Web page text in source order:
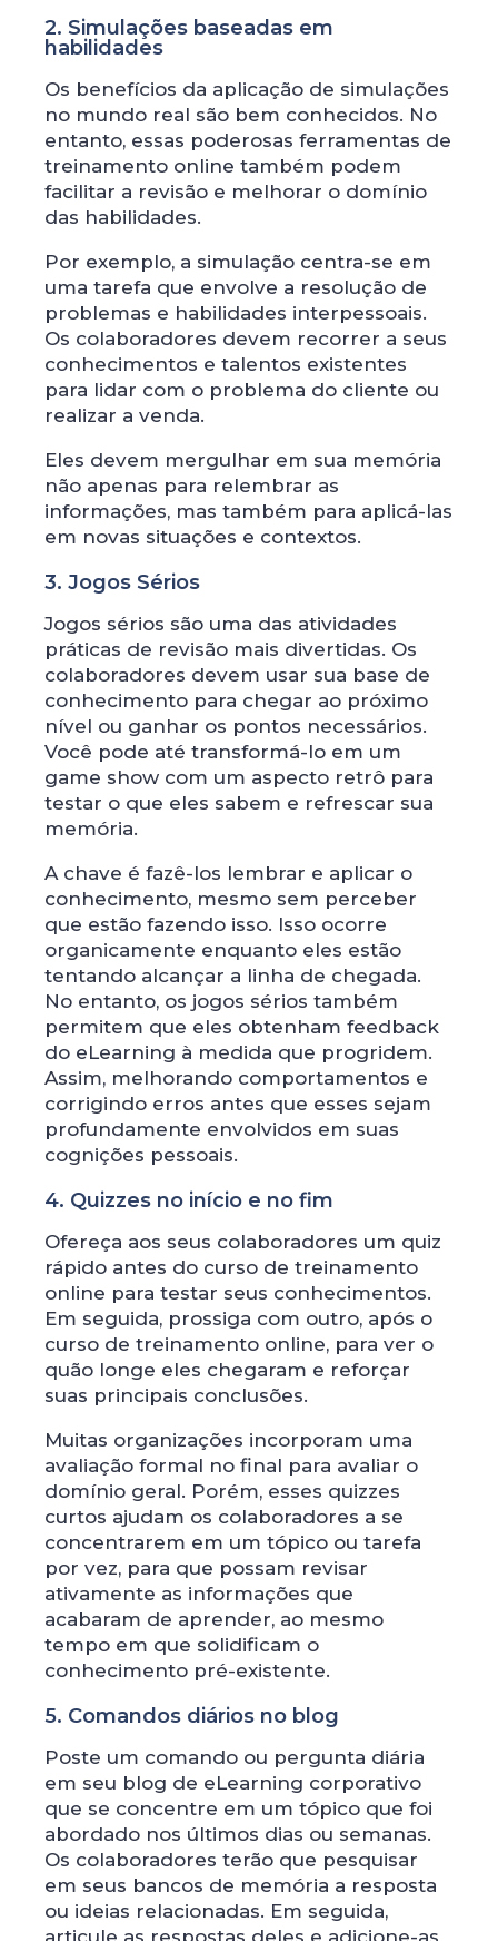
2. Simulações baseadas em
habilidades
Os benefícios da aplicação de simulações
no mundo real são bem conhecidos. No
entanto, essas poderosas ferramentas de
treinamento online também podem
facilitar a revisão e melhorar o domínio
das habilidades.
Por exemplo, a simulação centra-se em
uma tarefa que envolve a resolução de
problemas e habilidades interpessoais.
Os colaboradores devem recorrer a seus
conhecimentos e talentos existentes
para lidar com o problema do cliente ou
realizar a venda.
Eles devem mergulhar em sua memória
não apenas para relembrar as
informações, mas também para aplicá-las
em novas situações e contextos.
3. Jogos Sérios
Jogos sérios são uma das atividades
práticas de revisão mais divertidas. Os
colaboradores devem usar sua base de
conhecimento para chegar ao próximo
nível ou ganhar os pontos necessários.
Você pode até transformá-lo em um
game show com um aspecto retrô para
testar o que eles sabem e refrescar sua
memória.
A chave é fazê-los lembrar e aplicar o
conhecimento, mesmo sem perceber
que estão fazendo isso. Isso ocorre
organicamente enquanto eles estão
tentando alcançar a linha de chegada.
No entanto, os jogos sérios também
permitem que eles obtenham feedback
do eLearning à medida que progridem.
Assim, melhorando comportamentos e
corrigindo erros antes que esses sejam
profundamente envolvidos em suas
cognições pessoais.
4. Quizzes no início e no fim
Ofereça aos seus colaboradores um quiz
rápido antes do curso de treinamento
online para testar seus conhecimentos.
Em seguida, prossiga com outro, após o
curso de treinamento online, para ver o
quão longe eles chegaram e reforçar
suas principais conclusões.
Muitas organizações incorporam uma
avaliação formal no final para avaliar o
domínio geral. Porém, esses quizzes
curtos ajudam os colaboradores a se
concentrarem em um tópico ou tarefa
por vez, para que possam revisar
ativamente as informações que
acabaram de aprender, ao mesmo
tempo em que solidificam o
conhecimento pré-existente.
5. Comandos diários no blog
Poste um comando ou pergunta diária
em seu blog de eLearning corporativo
que se concentre em um tópico que foi
abordado nos últimos dias ou semanas.
Os colaboradores terão que pesquisar
em seus bancos de memória a resposta
ou ideias relacionadas. Em seguida,